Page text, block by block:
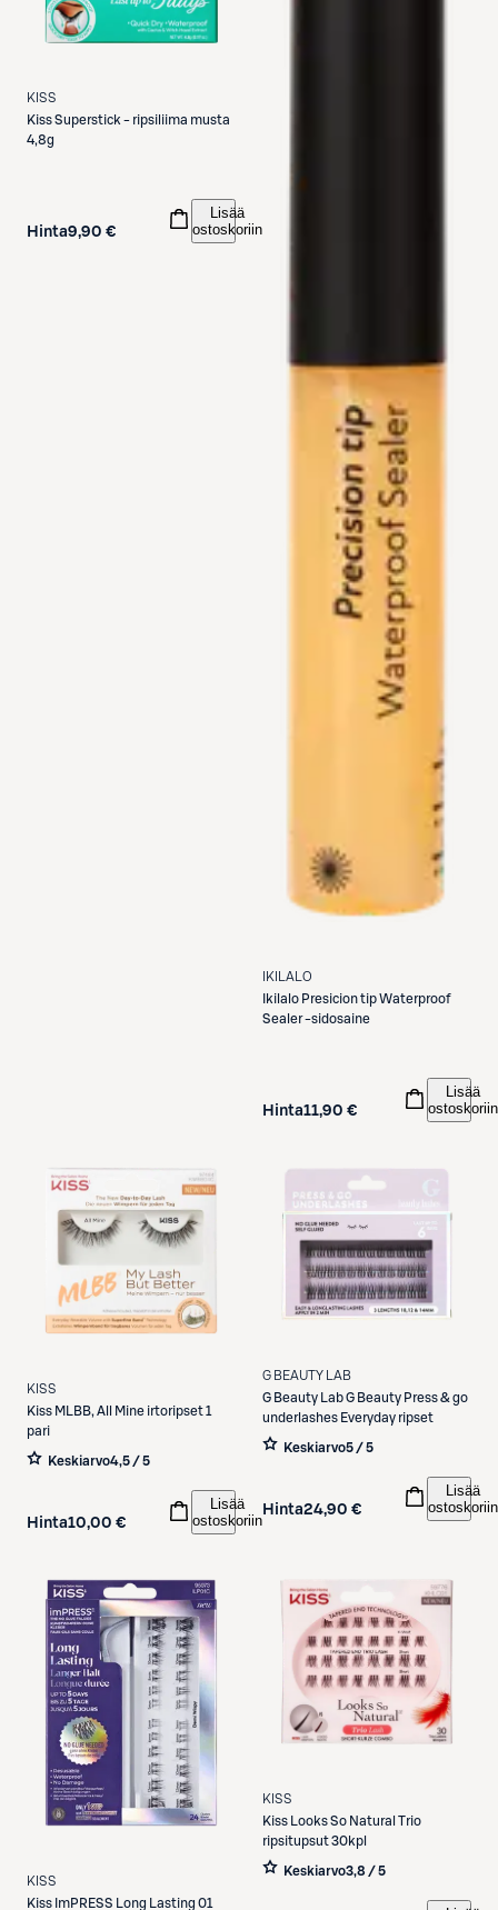
KISS
KissSuperstick - ripsiliima musta
4,8g
Hinta9,90 €
Lisää
ostoskoriin
IKILALO
Ikilalo Presicion tip Waterproof
Sealer -sidosaine
Hinta11,90 €
Lisää
ostoskoriin
KISS
Kiss MLBB, All Mine irtoripset 1
pari
Keskiarvo4,5 / 5
Hinta10,00 €
Lisää
ostoskoriin
G BEAUTY LAB
G Beauty LabG Beauty Press & go
underlashes Everyday ripset
Keskiarvo5 / 5
Hinta24,90 €
Lisää
ostoskoriin
KISS
Kiss ImPRESS Long Lasting 01
KISS
Kiss
Looks So Natural Trio
ripsitupsut 30kpl
Keskiarvo3,8 / 5